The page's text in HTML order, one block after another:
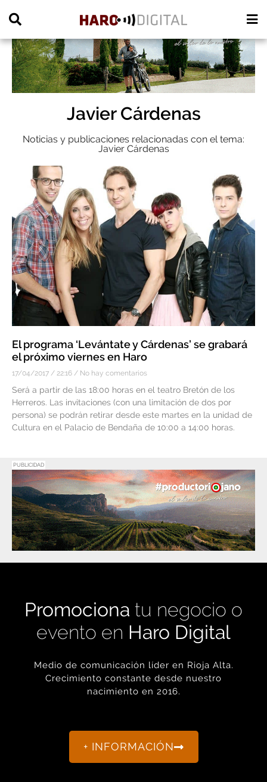
Javier Cárdenas
Noticias y publicaciones relacionadas con el tema:
Javier Cárdenas
El programa ‘Levántate y Cárdenas’ se grabará
el próximo viernes en Haro
17/04/2017 22:16 No hay comentarios
Será a partir de las 18:00 horas en el teatro Bretón de los
Herreros. Las invitaciones (con una limitación de dos por
persona) se podrán retirar desde este martes en la unidad de
Cultura en el Palacio de Bendaña de 10:00 a 14:00 horas.
PUBLICIDAD
Promociona tu negocio o
evento en Haro Digital
Medio de comunicación líder en Rioja Alta.
Crecimiento constante desde nuestro
nacimiento en 2016.
+ INFORMACIÓN